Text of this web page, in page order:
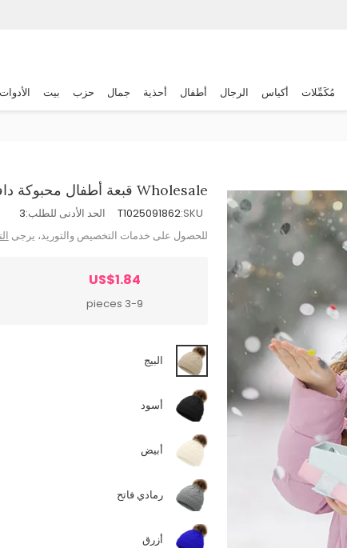
مُكَمِّلات أكياس الرجال أطفال أحذية جمال حزب بيت
Wholesale قبعة أطفال محبوكة دافئة عالية السقف لخريف وشتاء كاجوال
SKU:
T1025091862 الحد الأدنى للطلب:3
للحصول على خدمات التخصيص والتوريد، يرجى
US$1.84
3-9 pieces
البيج
أسود
أبيض
رمادي فاتح
أزرق